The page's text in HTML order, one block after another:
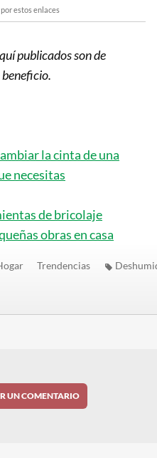
estos enlaces
publicados son de
la cinta de una
necesitas
de bricolaje
obras en casa
Trendencias
UN COMENTARIO